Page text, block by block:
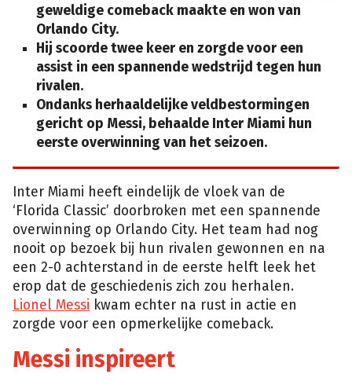
geweldige comeback maakte en won van
Orlando City.
Hij scoorde twee keer en zorgde voor een
assist in een spannende wedstrijd tegen hun
rivalen.
Ondanks herhaaldelijke veldbestormingen
gericht op Messi, behaalde Inter Miami hun
eerste overwinning van het seizoen.
Inter Miami heeft eindelijk de vloek van de
‘Florida Classic’ doorbroken met een spannende
overwinning op Orlando City. Het team had nog
nooit op bezoek bij hun rivalen gewonnen en na
een 2-0 achterstand in de eerste helft leek het
erop dat de geschiedenis zich zou herhalen.
Lionel Messi kwam echter na rust in actie en
zorgde voor een opmerkelijke comeback.
Messi inspireert